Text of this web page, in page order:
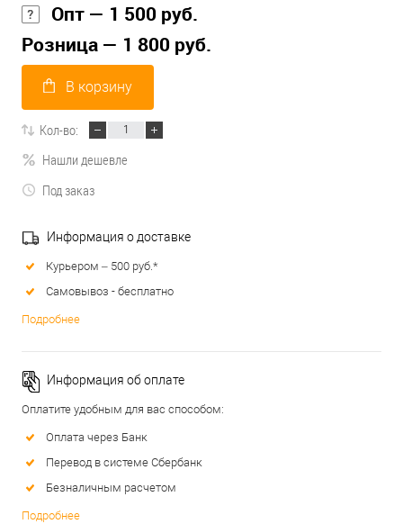
Опт — 1 500 руб.
Розница — 1 800 руб.
В корзину
Кол-во:
Нашли дешевле
Под заказ
Информация о доставке
Курьером – 500 руб.*
Самовывоз - бесплатно
Подробнее
Информация об оплате
Оплатите удобным для вас способом:
Оплата через Банк
Перевод в системе Сбербанк
Безналичным расчетом
Подробнее